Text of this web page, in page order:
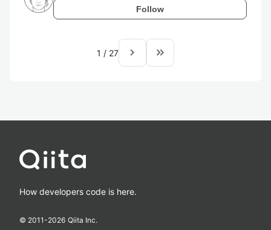
Follow
1 / 27 navigate_next keyboard_double_arrow_right
How developers code is here.
© 2011-2026 Qiita Inc.